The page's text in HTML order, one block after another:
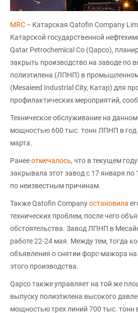
MRC-- Катарская Qatofin Company
Катарской государственной
Qatar Petrochemical Co (Qapco),
закрыть производство на заводе по
полиэтилена (ЛПНП) в
(Mesaieed Industrial City, Катар) для
профилактических мероприятий,
Техническое обслуживание на
мощностью 600 тыс. тонн ЛПНП в год
марта.
Ранееотмечалось, что в текущем
закрывала этот завод с 17 января по
по неизвестным причинам.
Также Qatofin Companyостановила
технических проблем, после чего
обстоятельства. Завод ЛПНП в
работе 22-24 мая. Между тем, тогда
объявления о снятии форс-мажора
этого производства.
Qapco также управляет на той же
выпуску полиэтилена высокого
мощностью трех линий 700 тыс. тонн